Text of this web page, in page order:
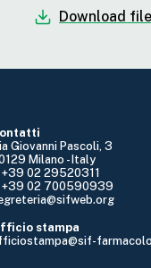
Download file
Giovanni Pascoli, 3
Milano - Italy
+39 02 29520311
+39 02 700590939
stampa